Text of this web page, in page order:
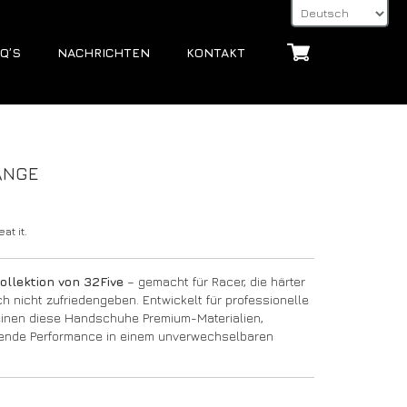
NACHRICHTEN KONTAKT
it.
von 32Five – gemacht für Racer, die härter
nicht zufriedengeben. Entwickelt für professionelle
diese Handschuhe Premium-Materialien,
Performance in einem unverwechselbaren